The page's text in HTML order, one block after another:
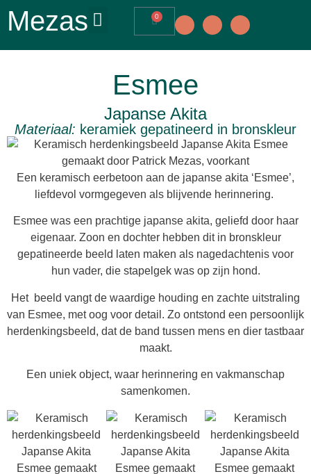
Mezas 0
Esmee
Japanse Akita
Materiaal: keramiek gepatineerd in bronskleur
Een keramisch eerbetoon aan de japanse akita ‘Esmee’,
liefdevol vormgegeven als blijvende herinnering.
Esmee was een prachtige japanse akita, geliefd door haar
eigenaar. Zoon en dochter hebben dit in bronskleur
gepatineerde beeld laten maken als nagedachtenis voor
hun vader, die stapelgek was op zijn hond.
Het beeld vangt de waardige houding en zachte uitstraling
van Esmee, met oog voor detail. Zo ontstond een persoonlijk
herdenkingsbeeld, dat de band tussen mens en dier tastbaar
maakt.
Een uniek object, waar herinnering en vakmanschap
samenkomen.